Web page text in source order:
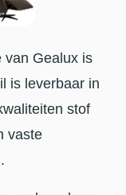
van Gealux is
is leverbaar in
stof
vaste